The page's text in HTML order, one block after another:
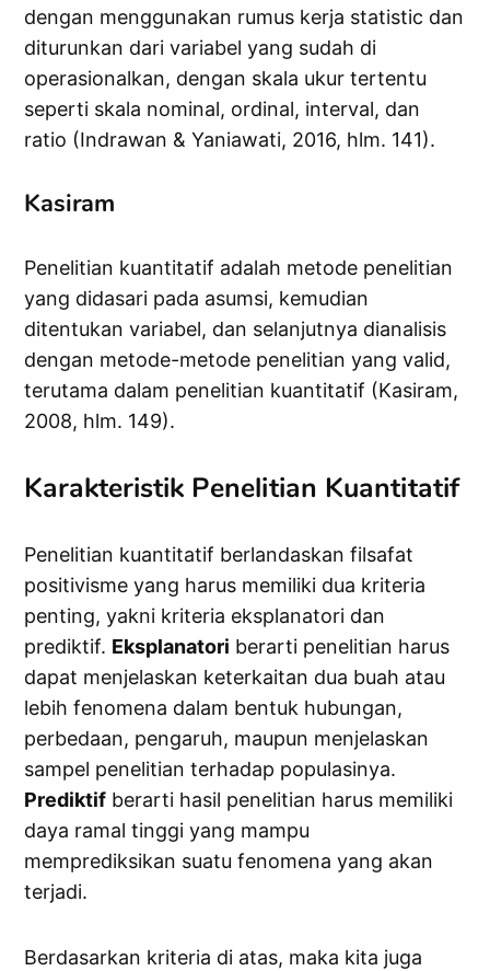
dengan menggunakan rumus kerja statistic dan
diturunkan dari variabel yang sudah di
operasionalkan, dengan skala ukur tertentu
seperti skala nominal, ordinal, interval, dan
ratio (Indrawan & Yaniawati, 2016, hlm. 141).
Kasiram
Penelitian kuantitatif adalah metode penelitian
yang didasari pada asumsi, kemudian
ditentukan variabel, dan selanjutnya dianalisis
dengan metode-metode penelitian yang valid,
terutama dalam penelitian kuantitatif (Kasiram,
2008, hlm. 149).
Karakteristik Penelitian Kuantitatif
Penelitian kuantitatif berlandaskan filsafat
positivisme yang harus memiliki dua kriteria
penting, yakni kriteria eksplanatori dan
prediktif. Eksplanatori berarti penelitian harus
dapat menjelaskan keterkaitan dua buah atau
lebih fenomena dalam bentuk hubungan,
perbedaan, pengaruh, maupun menjelaskan
sampel penelitian terhadap populasinya.
Prediktif berarti hasil penelitian harus memiliki
daya ramal tinggi yang mampu
memprediksikan suatu fenomena yang akan
terjadi.
Berdasarkan kriteria di atas, maka kita juga